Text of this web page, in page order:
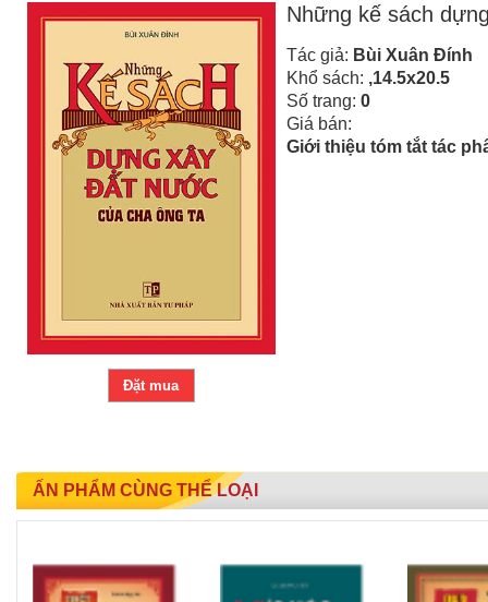
Đặt mua
Những kế sách
Tác giả: Bùi Xuân Đính
Khổ sách: ,14.5x20.5
Số trang: 0
Giá bán:
Giới thiệu tóm tắt tác
ẤN PHẨM CÙNG THỂ LOẠI